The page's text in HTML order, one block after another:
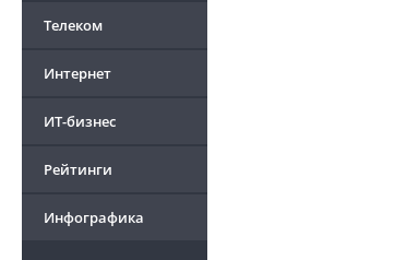
Телеком
Интернет
ИТ-бизнес
Рейтинги
Инфографика